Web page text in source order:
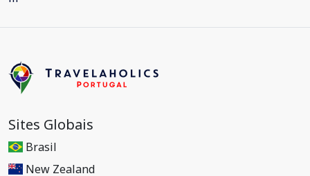
Sites Globais
Brasil
New Zealand